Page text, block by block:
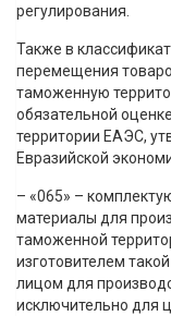
регулирования.
Также в
перемещения
таможенную
обязательной
территории ЕАЭС,
Евразийской
– «065» –
материалы для
таможенной
изготовителем
лицом для
исключительно для